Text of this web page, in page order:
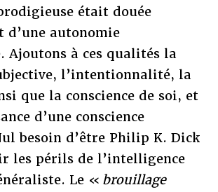
était douée
d’une autonomie
Ajoutons à ces qualités la
l’intentionnalité, la
que la conscience de soi, et
d’une conscience
besoin d’être Philip K. Dick
les périls de l’intelligence
Le « brouillage